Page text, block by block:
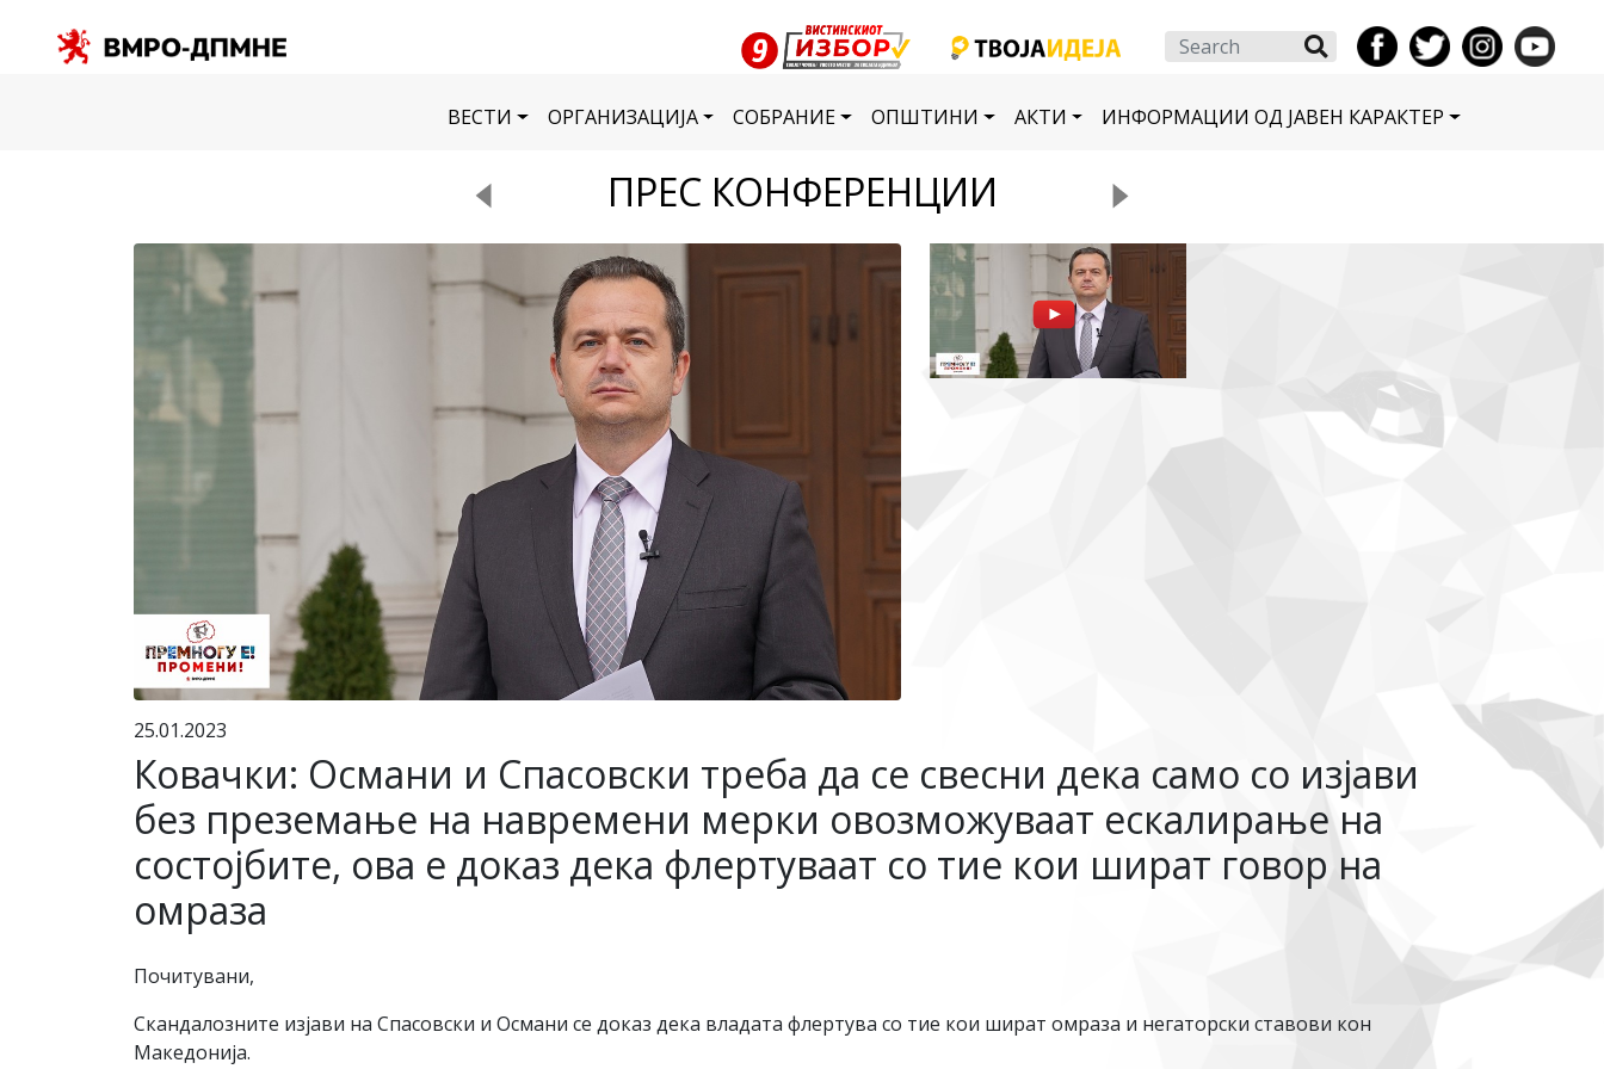
Search
ВЕСТИ ОРГАНИЗАЦИЈА СОБРАНИЕ ОПШТИНИ АКТИ ИНФОРМАЦИИ ОД ЈАВЕН КАРАКТЕР
ПРЕС КОНФЕРЕНЦИИ
25.01.2023
Ковачки: Османи и Спасовски треба да се свесни дека само со изјави
без преземање на навремени мерки овозможуваат ескалирање на
состојбите, ова е доказ дека флертуваат со тие кои шират говор на
омраза
Почитувани,
Скандалозните изјави на Спасовски и Османи се доказ дека владата флертува со тие кои шират омраза и негаторски ставови кон
Македонија.